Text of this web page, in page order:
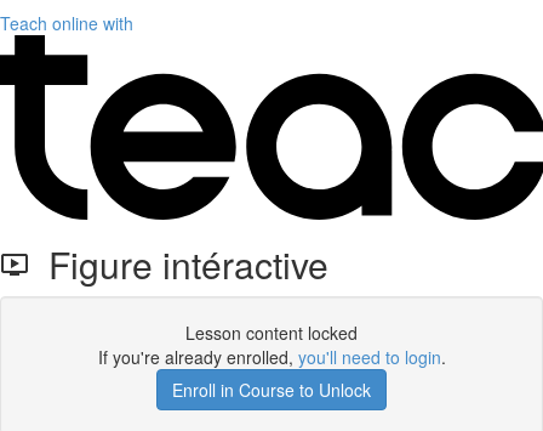
Teach online with
Figure intéractive
Lesson content locked
If you're already enrolled, you'll need to login.
Enroll in Course to Unlock